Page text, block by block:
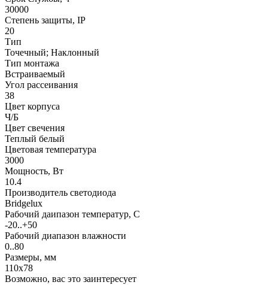
30000
Степень защиты, IP
20
Тип
Точечный; Наклонный
Тип монтажа
Встраиваемый
Угол рассеивания
38
Цвет корпуса
Ч/Б
Цвет свечения
Теплый белый
Цветовая температура
3000
Мощность, Вт
10.4
Производитель светодиода
Bridgelux
Рабочий даипазон температур, С
-20..+50
Рабочий диапазон влажности
0..80
Размеры, мм
110x78
Возможно, вас это заинтересует